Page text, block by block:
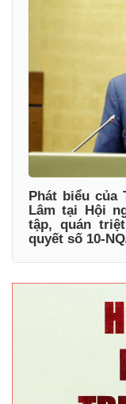
Phát biểu
Lâm tại Hội
tập, quán
quyết số 10-